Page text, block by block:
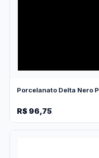
Porcelanato Delta Nero
R$ 96,75